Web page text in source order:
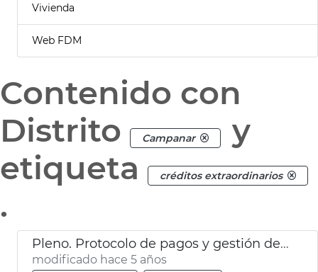
Vivienda
Web FDM
Contenido con
Distrito
Campanar
y
etiqueta
créditos extraordinarios
.
Pleno. Protocolo de pagos y gestión de proveedores
modificado hace 5 años